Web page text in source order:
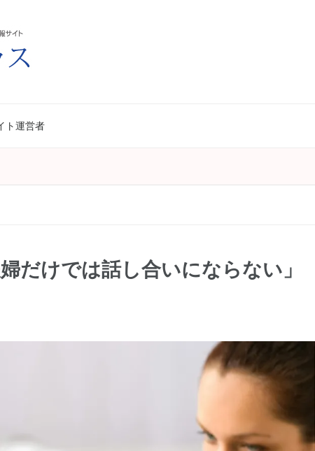
ト運営者
だけでは話し合いにならない」